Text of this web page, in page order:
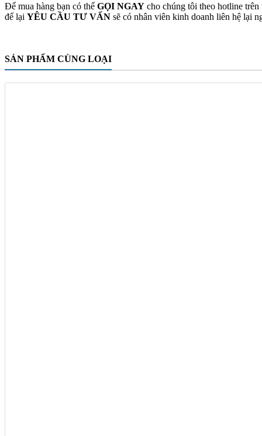
Để mua hàng bạn có thể GỌI NGAY cho chúng tôi theo hotline
để lại YÊU CẦU TƯ VẤN sẽ có nhân viên kinh doanh liên hệ lại
SẢN PHẨM CÙNG LOẠI